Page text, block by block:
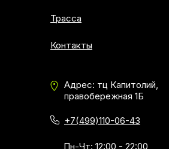
+7(499)110-06-43
Трасса
Контакты
Адрес: тц Капитолий,
правобережная 1Б
Пн-Чт: 12:00 - 22:00